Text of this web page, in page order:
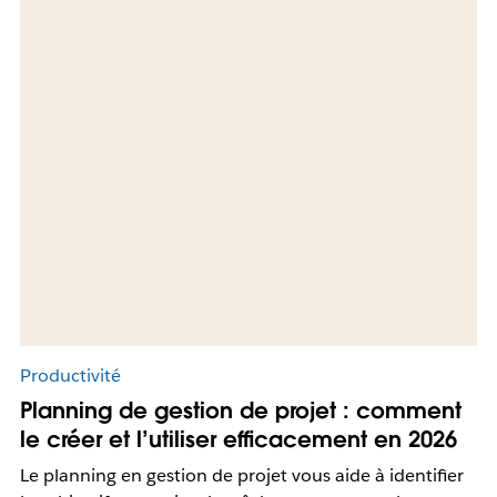
Productivité
Planning de gestion de projet : comment
le créer et l’utiliser efficacement en 2026
Le planning en gestion de projet vous aide à identifier